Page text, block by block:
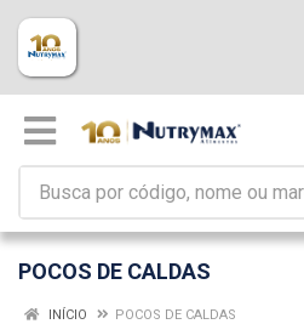
POCOS DE CALDAS
INÍCIO POCOS DE CALDAS